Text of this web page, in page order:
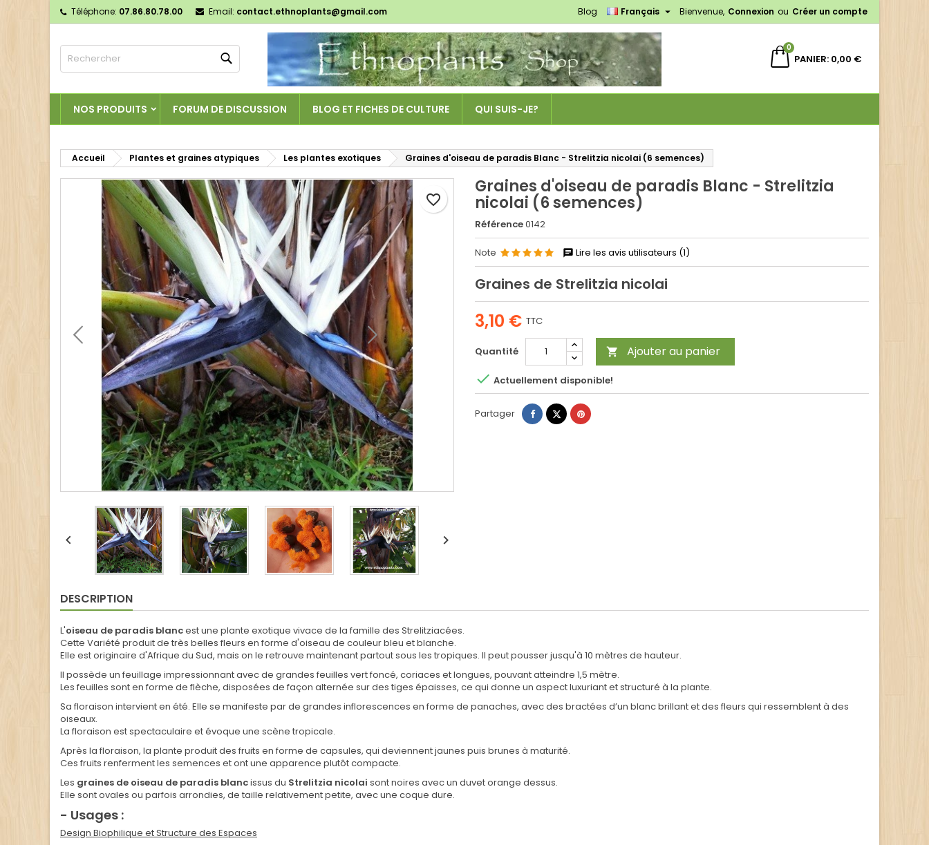
Téléphone: 07.86.80.78.00 Email: contact.ethnoplants@gmail.com Bienvenue, Connexion ou Créer un compte
Français 
Blog
PANIER
0
0,00 €
Rechercher
NOS PRODUITS FORUM DE DISCUSSION BLOG ET FICHES DE CULTURE QUI SUIS-JE?
Accueil Plantes et graines atypiques Les plantes exotiques Graines d'oiseau de paradis Blanc - Strelitzia nicolai (6 semences)
 
Graines d'oiseau de paradis Blanc - Strelitzia
nicolai (6 semences)
Référence0142
Note Lire les avis utilisateurs (1)
Graines de Strelitzia nicolai
3,10 € TTC
Quantité  Ajouter au panier
favorite_border
 Actuellement disponible!
Partager PartagerTweetPinterest
DESCRIPTION
L'oiseau de paradis blancest une plante exotique vivace de la famille des Strelitziacées.
Cette Variété produit de très belles fleurs en forme d'oiseau de couleur bleu et blanche.
Elle est originaire d'Afrique du Sud, mais on le retrouve maintenant partout sous les tropiques. Il peut pousser jusqu'à 10 mètres de hauteur.
Il possède un feuillage impressionnant avec de grandes feuilles vert foncé, coriaces et longues, pouvant atteindre 1,5 mètre.
Les feuilles sont en forme de flèche, disposées de façon alternée sur des tiges épaisses, ce qui donne un aspect luxuriant et structuré à la plante.
Sa floraison intervient en été. Elle se manifeste par de grandes inflorescences en forme de panaches, avec des bractées d’un blanc brillant et des fleurs qui ressemblent à des
oiseaux.
La floraison est spectaculaire et évoque une scène tropicale.
Après la floraison, la plante produit des fruits en forme de capsules, qui deviennent jaunes puis brunes à maturité.
Ces fruits renferment les semences et ont une apparence plutôt compacte.
Les graines de oiseau de paradis blancissus du Strelitzia nicolai sont noires avec un duvet orange dessus.
Elle sont ovales ou parfois arrondies, de taille relativement petite, avec une coque dure.
- Usages :
Design Biophilique et Structure des Espaces
Mes listes d'envies ×
add_circle_outline Créer une nouvelle liste
Créer une liste d'envies ×
Nom de la liste d'envies
Annuler Créer une liste d'envies
Connexion ×
Vous devez être connecté pour ajouter des produits à votre liste
d'envies.